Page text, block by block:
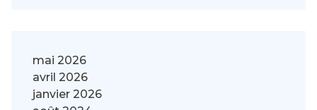
mai 2026
avril 2026
janvier 2026